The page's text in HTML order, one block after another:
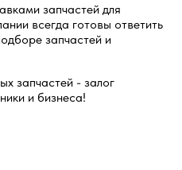
запчастей для
всегда готовы ответить
запчастей и
запчастей - залог
и бизнеса!